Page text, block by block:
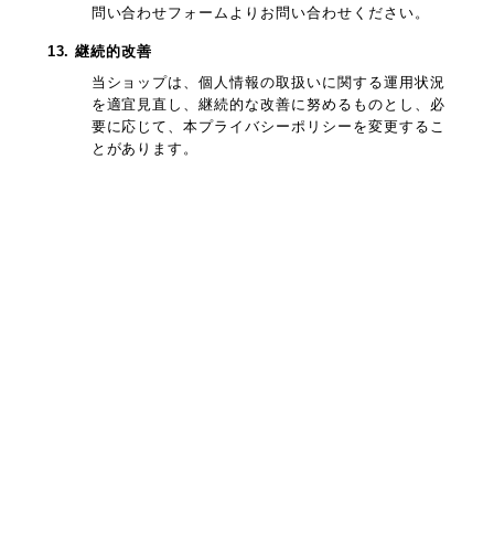
問い合わせフォームよりお問い合わせください。
13. 継続的改善
当ショップは、個人情報の取扱いに関する運用状況
を適宜見直し、継続的な改善に努めるものとし、必
要に応じて、本プライバシーポリシーを変更するこ
とがあります。